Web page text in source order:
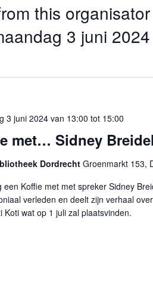
this organisator
3 juni 2024
met… Sidney Breidel
3 juni 2024 van 13:00 tot 15:00
Dordrecht Groenmarkt 153,
een Koffie met met spreker Sidney
verleden en deelt zijn verhaal
Koti wat op 1 juli zal plaatsvinden.